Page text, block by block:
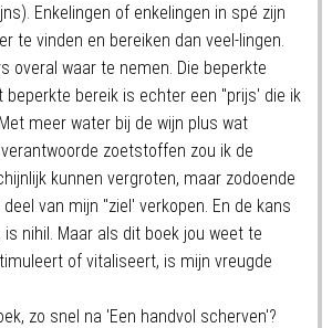
Enkelingen of enkelingen in spé zijn
te vinden en bereiken dan veel-lingen.
overal waar te nemen. Die beperkte
beperkte bereik is echter een "prijs' die ik
meer water bij de wijn plus wat
zoetstoffen zou ik de
kunnen vergroten, maar zodoende
van mijn "ziel' verkopen. En de kans
is nihil. Maar als dit boek jou weet te
of vitaliseert, is mijn vreugde
zo snel na 'Een handvol scherven'?